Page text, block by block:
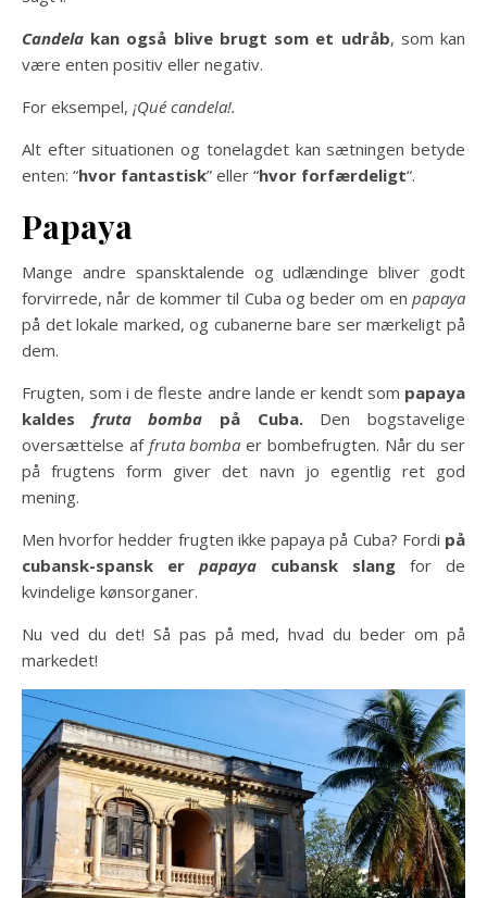
Candela kan også blive brugt som et udråb, som kan
være enten positiv eller negativ.
For eksempel, ¡Qué candela!.
Alt efter situationen og tonelagdet kan sætningen betyde
enten: “hvor fantastisk” eller “hvor forfærdeligt“.
Papaya
Mange andre spansktalende og udlændinge bliver godt
forvirrede, når de kommer til Cuba og beder om en papaya
på det lokale marked, og cubanerne bare ser mærkeligt på
dem.
Frugten, som i de fleste andre lande er kendt som papaya
kaldes
fruta bomba på Cuba. Den bogstavelige
oversættelse af fruta bomba er bombefrugten. Når du ser
på frugtens form giver det navn jo egentlig ret god
mening.
Men hvorfor hedder frugten ikke papaya på Cuba? Fordi på
cubansk-spansk er papaya cubansk slang
for de
kvindelige kønsorganer.
Nu ved du det! Så pas på med, hvad du beder om på
markedet!